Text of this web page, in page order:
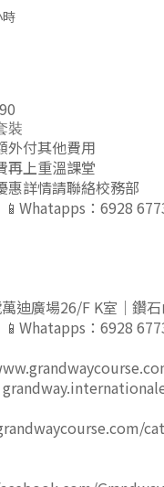
時
裝
外付其他費用
再上重溫課堂
惠詳情請聯絡校務部
： 6928
迪廣場26/F K室｜鑽石
： 6928